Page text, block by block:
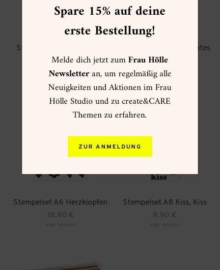
Stempelset A6 Mini Liebe
18,90€
zzgl. Versand
Stempelset A6 Love Notes
18,90
zzgl. Versand
Stempelset A6 Herzklopfen
18,90 €
zzgl. Versand
Stempelset A8 Kiss, Kiss
9,90 €
zzgl. Versand
Spare 15% auf deine
erste Bestellung!
Melde dich jetzt zumFrau Hölle
Newsletteran, um regelmäßig alle
Neuigkeiten und Aktionen im Frau
Hölle Studio und zu create&CARE
Themen zu erfahren.
ZUR ANMELDUNG